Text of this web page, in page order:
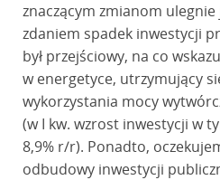
znaczącym zmianom
zdaniem spadek inwestycji
był przejściowy, na co
w energetyce, utrzymujący
wykorzystania mocy
(w I kw. wzrost inwestycji w
8,9% r/r). Ponadto,
odbudowy inwestycji